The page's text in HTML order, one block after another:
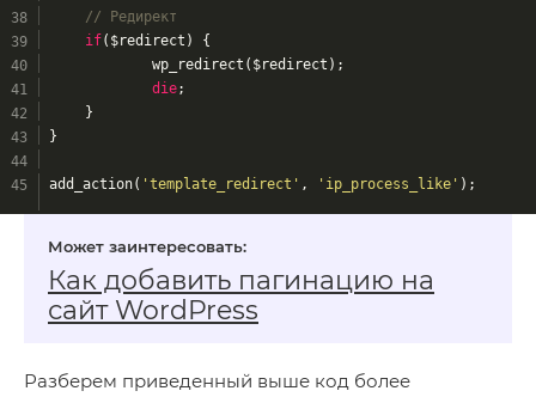
// Редирект
if($redirect) {
		wp_redirect($redirect);
die;
	}
}
add_action( 'template_redirect' , 'ip_process_like' );
Как добавить пагинацию на
сайт WordPress
Разберем приведенный выше код более